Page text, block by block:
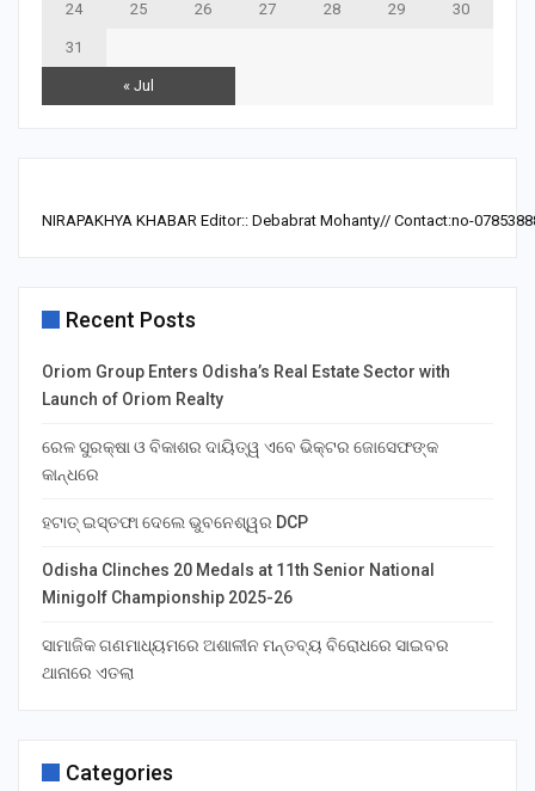
« Jul
24 25 26 27 28 29 30
31
NIRAPAKHYA KHABAR Editor:: Debabrat Mohanty// Contact:no-
Recent Posts
Oriom Group Enters Odisha’s Real Estate Sector with
Launch of Oriom Realty
ରେଳ ସୁରକ୍ଷା ଓ ବିକାଶର ଦାୟିତ୍ୱ ଏବେ ଭିକ୍ଟର ଜୋସେଫଙ୍କ
କାନ୍ଧରେ
ହଟାତ୍ ଇସ୍ତଫା ଦେଲେ ଭୁବନେଶ୍ୱର DCP
Odisha Clinches 20 Medals at 11th Senior National
Minigolf Championship 2025-26
ସାମାଜିକ ଗଣମାଧ୍ୟମରେ ଅଶାଳୀନ ମନ୍ତବ୍ୟ ବିରୋଧରେ ସାଇବର
ଥାନାରେ ଏତଲା
Categories